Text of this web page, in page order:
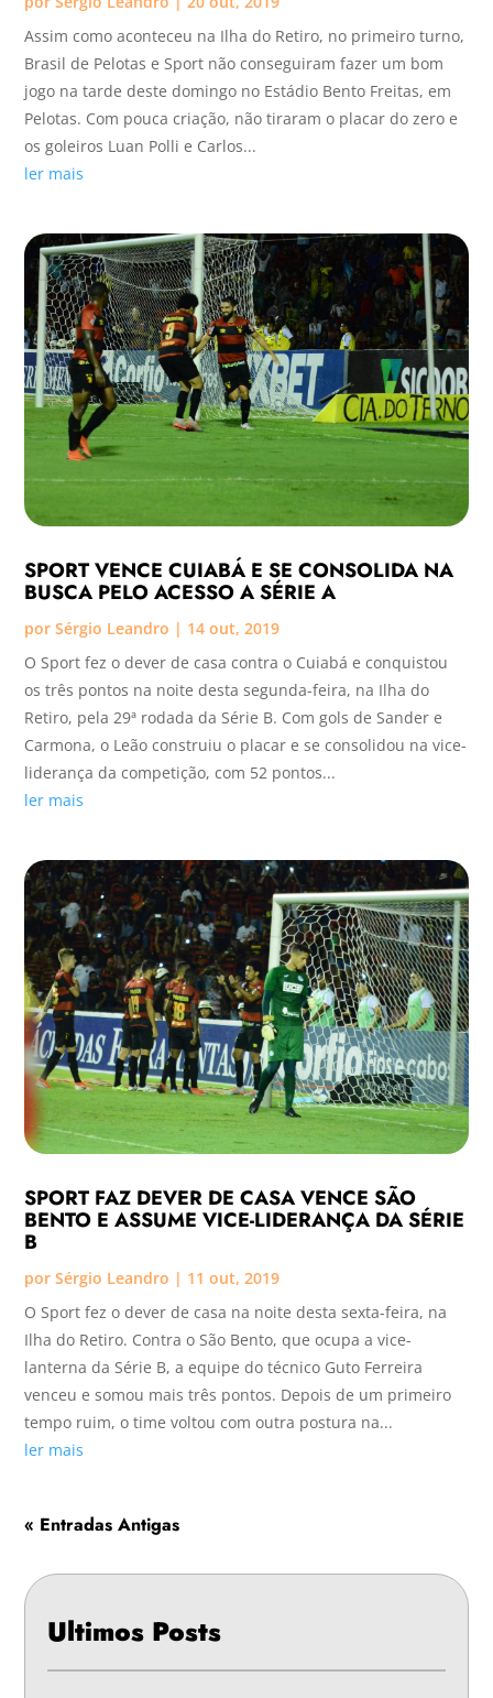
Assim como aconteceu na Ilha do Retiro, no primeiro turno,
Brasil de Pelotas e Sport não conseguiram fazer um bom
jogo na tarde deste domingo no Estádio Bento Freitas, em
Pelotas. Com pouca criação, não tiraram o placar do zero e
os goleiros Luan Polli e Carlos...
ler mais
SPORT VENCE CUIABÁ E SE CONSOLIDA NA
BUSCA PELO ACESSO A SÉRIE A
porSérgio Leandro | 14 out, 2019
O Sport fez o dever de casa contra o Cuiabá e conquistou
os três pontos na noite desta segunda-feira, na Ilha do
Retiro, pela 29ª rodada da Série B. Com gols de Sander e
Carmona, o Leão construiu o placar e se consolidou na vice-
liderança da competição, com 52 pontos...
ler mais
SPORT FAZ DEVER DE CASA VENCE SÃO
BENTO E ASSUME VICE-LIDERANÇA DA SÉRIE
B
porSérgio Leandro | 11 out, 2019
O Sport fez o dever de casa na noite desta sexta-feira, na
Ilha do Retiro. Contra o São Bento, que ocupa a vice-
lanterna da Série B, a equipe do técnico Guto Ferreira
venceu e somou mais três pontos. Depois de um primeiro
tempo ruim, o time voltou com outra postura na...
ler mais
« Entradas Antigas
Ultimos Posts